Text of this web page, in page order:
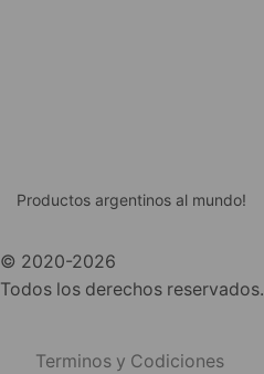
Productos argentinos al mundo!
© 2020-2026
Todos los derechos reservados.
Terminos y Codiciones